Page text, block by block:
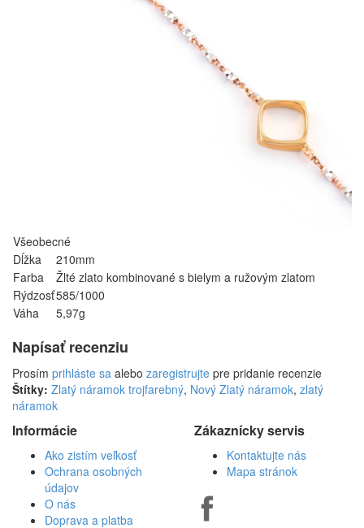
Všeobecné
Dĺžka
210mm
Farba
Žlté zlato kombinované s bielym a ružovým zlatom
Rýdzosť585/1000
Váha
5,97g
Napísať recenziu
Prosím prihláste sa alebo zaregistrujte pre pridanie recenzie
Štítky: Zlatý náramok trojfarebný, Nový Zlatý náramok, zlatý
náramok
Informácie
Ako zistím veľkosť
Ochrana osobných
údajov
O nás
Doprava a platba
Zákaznícky servis
Kontaktujte nás
Mapa stránok